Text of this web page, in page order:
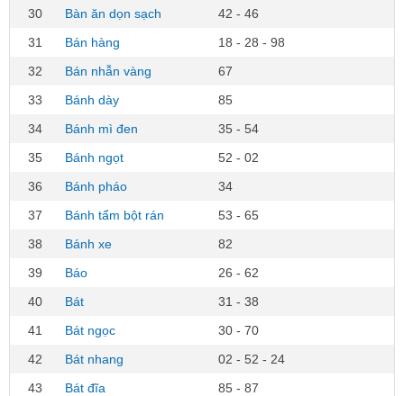
30
Bàn ăn dọn sạch
42 - 46
31
Bán hàng
18 - 28 - 98
32
Bán nhẫn vàng
67
33
Bánh dày
85
34
Bánh mì đen
35 - 54
35
Bánh ngọt
52 - 02
36
Bánh pháo
34
37
Bánh tẩm bột rán
53 - 65
38
Bánh xe
82
39
Báo
26 - 62
40
Bát
31 - 38
41
Bát ngọc
30 - 70
42
Bát nhang
02 - 52 - 24
43
Bát đĩa
85 - 87